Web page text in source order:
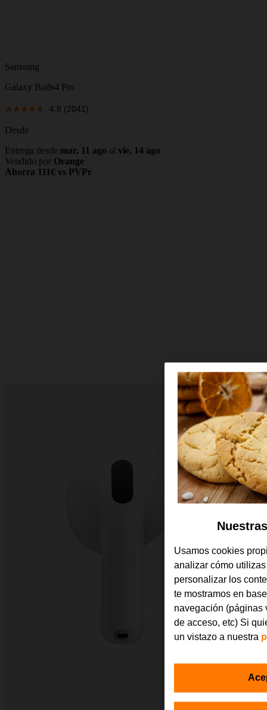
Samsung
Galaxy Buds4 Pro
4.8 (2041)
Desde
Entrega desde mar, 11 ago al vie, 14 ago
Vendido por Orange
Ahorra 111€ vs PVPr
Usamos cookies
analizar cómo
personalizar los
te mostramos en
navegación (páginas
de acceso, etc) Si
un vistazo a nuestra